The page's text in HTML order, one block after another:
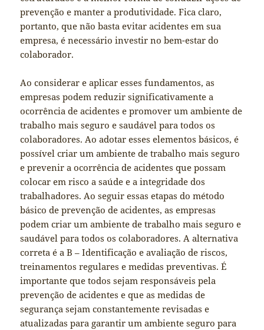
prevenção e manter a produtividade. Fica claro,
portanto, que não basta evitar acidentes em sua
empresa, é necessário investir no bem-estar do
colaborador.
Ao considerar e aplicar esses fundamentos, as
empresas podem reduzir significativamente a
ocorrência de acidentes e promover um ambiente de
trabalho mais seguro e saudável para todos os
colaboradores. Ao adotar esses elementos básicos, é
possível criar um ambiente de trabalho mais seguro
e prevenir a ocorrência de acidentes que possam
colocar em risco a saúde e a integridade dos
trabalhadores. Ao seguir essas etapas do método
básico de prevenção de acidentes, as empresas
podem criar um ambiente de trabalho mais seguro e
saudável para todos os colaboradores. A alternativa
correta é a B – Identificação e avaliação de riscos,
treinamentos regulares e medidas preventivas. É
importante que todos sejam responsáveis pela
prevenção de acidentes e que as medidas de
segurança sejam constantemente revisadas e
atualizadas para garantir um ambiente seguro para